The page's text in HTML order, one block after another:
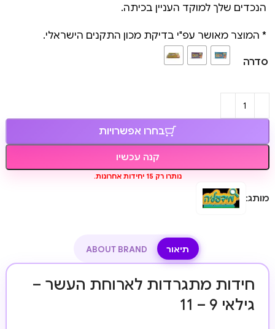
הנכדים שלך למוקד העניין בכיתה.
* המוצר מאושר עפ"י בדיקת מכון התקנים הישראלי.
סדרה
בחרו אפשרויות
קנה עכשיו
נותרו רק 15 יחידות אחרונות.
מותג:
תיאור ABOUT BRAND
חידות מתגרדות לארוחת העשר –
גילאי 9 – 11